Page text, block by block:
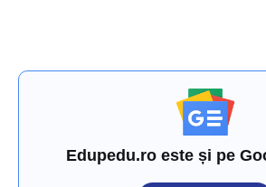
Edupedu.ro este și pe